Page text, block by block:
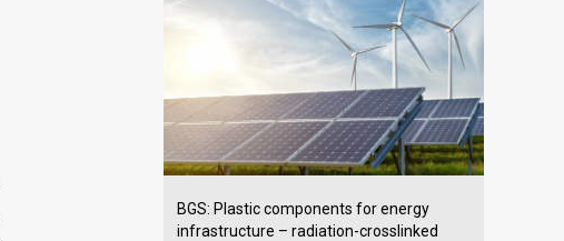
BGS: Plastic components for energy
infrastructure – radiation-crosslinked